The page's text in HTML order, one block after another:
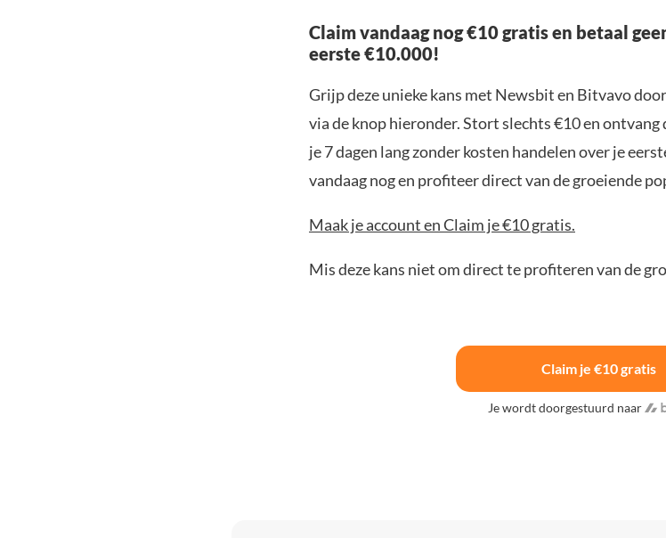
Claim vandaag nog €10 gratis en betaal
eerste €10.000!
Grijp deze unieke kans met Newsbit en Bitvavo
via de knop hieronder. Stort slechts €10 en
je 7 dagen lang zonder kosten handelen over je
vandaag nog en profiteer direct van de groeiende
Maak je account en Claim je €10 gratis.
Mis deze kans niet om direct te profiteren van de
Claim je €10 gratis
Je wordt doorgestuurd naar